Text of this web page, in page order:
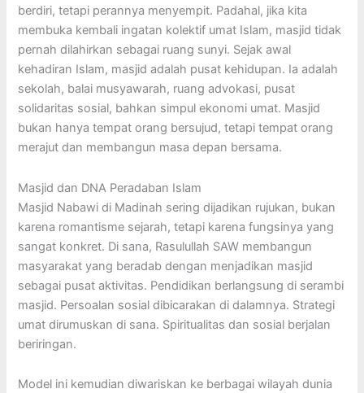
berdiri, tetapi perannya menyempit. Padahal, jika kita
membuka kembali ingatan kolektif umat Islam, masjid tidak
pernah dilahirkan sebagai ruang sunyi. Sejak awal
kehadiran Islam, masjid adalah pusat kehidupan. Ia adalah
sekolah, balai musyawarah, ruang advokasi, pusat
solidaritas sosial, bahkan simpul ekonomi umat. Masjid
bukan hanya tempat orang bersujud, tetapi tempat orang
merajut dan membangun masa depan bersama.
Masjid dan DNA Peradaban Islam
Masjid Nabawi di Madinah sering dijadikan rujukan, bukan
karena romantisme sejarah, tetapi karena fungsinya yang
sangat konkret. Di sana, Rasulullah SAW membangun
masyarakat yang beradab dengan menjadikan masjid
sebagai pusat aktivitas. Pendidikan berlangsung di serambi
masjid. Persoalan sosial dibicarakan di dalamnya. Strategi
umat dirumuskan di sana. Spiritualitas dan sosial berjalan
beriringan.
Model ini kemudian diwariskan ke berbagai wilayah dunia